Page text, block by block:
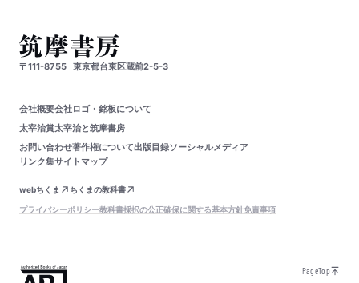
〒111-8755 東京都台東区蔵前2-5-3
会社概要会社ロゴ・銘板について
太宰治賞太宰治と筑摩書房
お問い合わせ著作権について出版目録ソーシャルメディア
リンク集サイトマップ
webちくま
ちくまの教科書
プライバシーポリシー教科書採択の公正確保に関する基本方針免責事項
PageTop